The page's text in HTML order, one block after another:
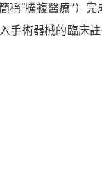
“騰複醫療”）
手術器械的臨床